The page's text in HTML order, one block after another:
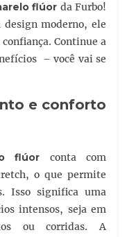
flúor da Furbo!
design moderno, ele
Continue a
– você vai se
e conforto
flúor conta com
o que permite
Isso significa uma
intensos, seja em
ou corridas. A